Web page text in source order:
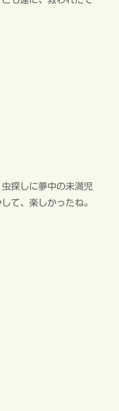
探しに夢中の未満児
て、楽しかったね。